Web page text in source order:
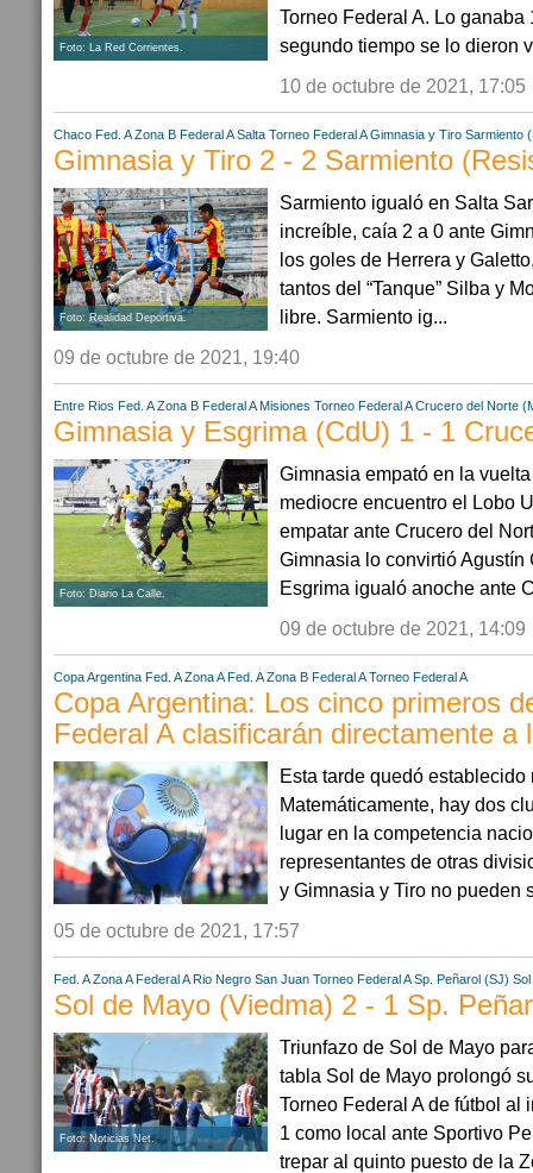
Foto: La Red Corrientes.
Torneo Federal A. Lo
segundo tiempo se lo dieron
10 de octubre de 2021, 17:05
Chaco Fed. A Zona B Federal A Salta Torneo Federal A Gimnasia y Tiro Sarmiento
Gimnasia y Tiro 2 - 2 Sarmiento
Foto: Realidad Deportiva.
Sarmiento igualó en Salta
increíble, caía 2 a 0 ante
los goles de Herrera y
tantos del “Tanque” Silba y
libre. Sarmiento ig...
09 de octubre de 2021, 19:40
Entre Rios Fed. A Zona B Federal A Misiones Torneo Federal A Crucero del Norte
Gimnasia y Esgrima (CdU) 1 - 1
Foto: Diario La Calle.
Gimnasia empató en la
mediocre encuentro el Lobo
empatar ante Crucero del
Gimnasia lo convirtió Agustín
Esgrima igualó anoche ante
09 de octubre de 2021, 14:09
Copa Argentina Fed. A Zona A Fed. A Zona B Federal A Torneo Federal A
Copa Argentina: Los cinco primeros
Federal A clasificarán directamente a
Esta tarde quedó
Matemáticamente, hay dos
lugar en la competencia
representantes de otras
y Gimnasia y Tiro no pueden
05 de octubre de 2021, 17:57
Fed. A Zona A Federal A Rio Negro San Juan Torneo Federal A Sp. Peñarol (SJ)
Sol de Mayo (Viedma) 2 - 1 Sp.
Foto: Noticias Net.
Triunfazo de Sol de Mayo
tabla Sol de Mayo prolongó
Torneo Federal A de fútbol al
1 como local ante Sportivo
trepar al quinto puesto de la